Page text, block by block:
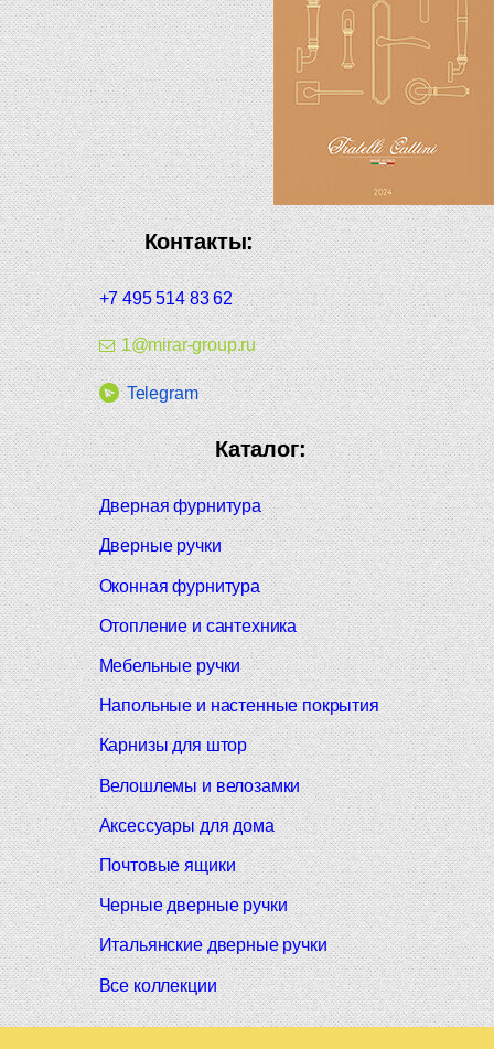
Контакты:
+7 495 514 83 62
1@mirar-group.ru
Telegram
Каталог:
Дверная фурнитура
Дверные ручки
Оконная фурнитура
Отопление и сантехника
Мебельные ручки
Напольные и настенные покрытия
Карнизы для штор
Велошлемы и велозамки
Аксессуары для дома
Почтовые ящики
Черные дверные ручки
Итальянские дверные ручки
Все коллекции